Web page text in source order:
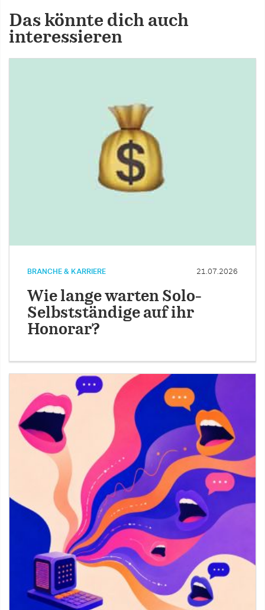
Das könnte dich auch
interessieren
BRANCHE & KARRIERE 21.07.2026
Wie lange warten Solo-
Selbstständige auf ihr
Honorar?